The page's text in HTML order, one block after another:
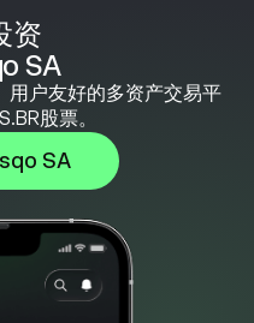
资
SA
用户友好的多资产交易平
股票。
SA